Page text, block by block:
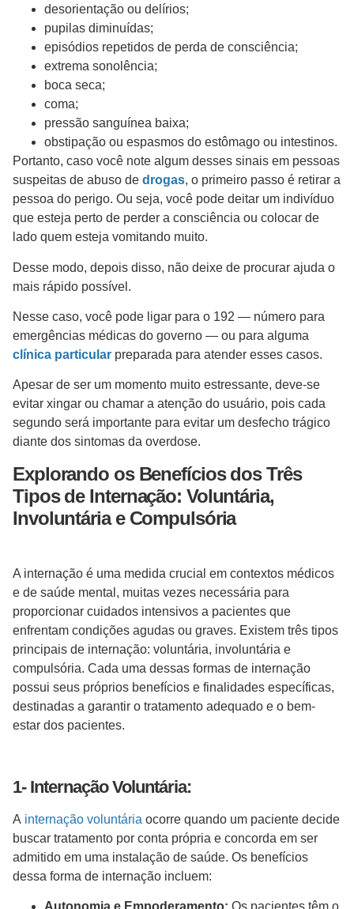
desorientação ou delírios;
pupilas diminuídas;
episódios repetidos de perda de consciência;
extrema sonolência;
boca seca;
coma;
pressão sanguínea baixa;
obstipação ou espasmos do estômago ou intestinos.
Portanto, caso você note algum desses sinais em pessoas
suspeitas de abuso de drogas, o primeiro passo é retirar a
pessoa do perigo. Ou seja, você pode deitar um indivíduo
que esteja perto de perder a consciência ou colocar de
lado quem esteja vomitando muito.
Desse modo, depois disso, não deixe de procurar ajuda o
mais rápido possível.
Nesse caso, você pode ligar para o 192 — número para
emergências médicas do governo — ou para alguma
clínica particular preparada para atender esses casos.
Apesar de ser um momento muito estressante, deve-se
evitar xingar ou chamar a atenção do usuário, pois cada
segundo será importante para evitar um desfecho trágico
diante dos sintomas da overdose.
Explorando os Benefícios dos Três
Tipos de Internação: Voluntária,
Involuntária e Compulsória
A internação é uma medida crucial em contextos médicos
e de saúde mental, muitas vezes necessária para
proporcionar cuidados intensivos a pacientes que
enfrentam condições agudas ou graves. Existem três tipos
principais de internação: voluntária, involuntária e
compulsória. Cada uma dessas formas de internação
possui seus próprios benefícios e finalidades específicas,
destinadas a garantir o tratamento adequado e o bem-
estar dos pacientes.
1- Internação Voluntária:
A internação voluntária ocorre quando um paciente decide
buscar tratamento por conta própria e concorda em ser
admitido em uma instalação de saúde. Os benefícios
dessa forma de internação incluem:
Autonomia e Empoderamento: Os pacientes têm o